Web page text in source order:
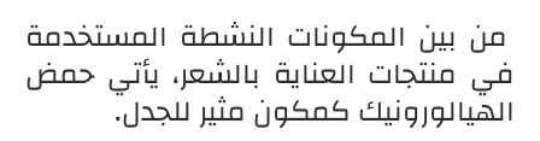
من بين المكونات النشطة المستخدمة
في منتجات العناية بالشعر، يأتي حمض
الهيالورونيك كمكون مثير للجدل.